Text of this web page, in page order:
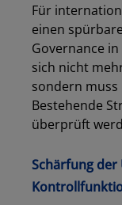
Für
einen
Governance
sich nicht
sondern muss
Bestehende
überprüft
Schärfung